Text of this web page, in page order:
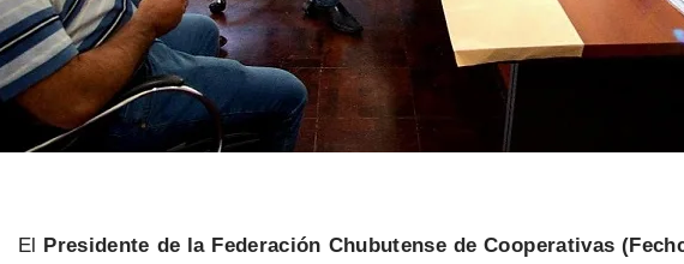
El Presidente de la Federación Chubutense de Cooperativas